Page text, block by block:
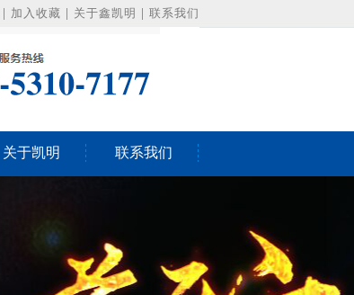
加入收藏 关于鑫凯明 联系我们
关于凯明 联系我们